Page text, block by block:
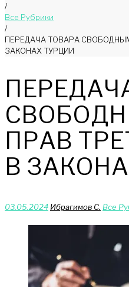
/
Bce Pyбрики
/
ПЕРЕДАЧА ТОВАРА
ЗАКОНАХ ТУРЦИИ
ПРАВ
В
03.05.2024 Ибрагимов С. Bce